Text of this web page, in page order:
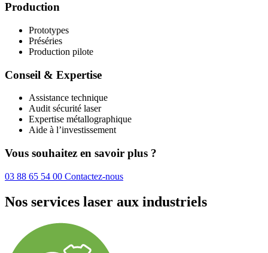
Production
Prototypes
Préséries
Production pilote
Conseil & Expertise
Assistance technique
Audit sécurité laser
Expertise métallographique
Aide à l’investissement
Vous souhaitez en savoir plus ?
03 88 65 54 00 Contactez-nous
Nos services laser aux industriels